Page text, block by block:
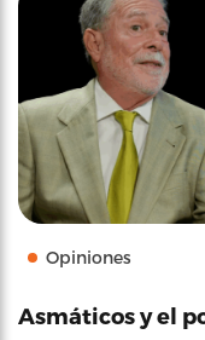
Opiniones
Asmáticos y el